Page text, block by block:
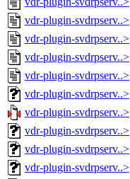
vdr-plugin-svdrpserv..>
vdr-plugin-svdrpserv..>
vdr-plugin-svdrpserv..>
vdr-plugin-svdrpserv..>
vdr-plugin-svdrpserv..>
vdr-plugin-svdrpserv..>
vdr-plugin-svdrpserv..>
vdr-plugin-svdrpserv..>
vdr-plugin-svdrpserv..>